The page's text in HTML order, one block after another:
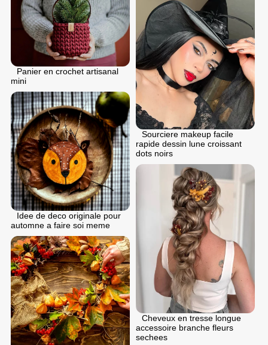
Panier en crochet artisanal
mini
Sourciere makeup facile
rapide dessin lune croissant
dots noirs
Idee de deco originale pour
automne a faire soi meme
Cheveux en tresse longue
accessoire branche fleurs
sechees